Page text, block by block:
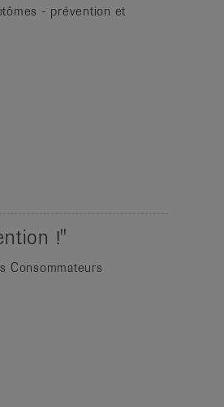
- prévention et
!"
Consommateurs